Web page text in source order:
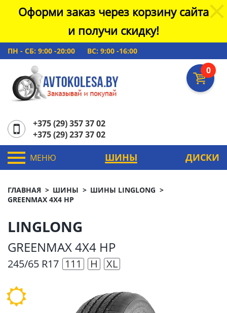
Оформи заказ через корзину сайта
и получи скидку!
ПН - СБ: 9:00 -20:00 ВС: 9:00 -16:00
0
+375 (29) 357 37 02
+375 (29) 237 37 02
МЕНЮ ШИНЫ ДИСКИ
ГЛАВНАЯ ШИНЫ
ШИНЫ LINGLONG
GREENMAX 4X4 HP
LINGLONG
GREENMAX 4X4 HP
245/65 R17 111 H XL